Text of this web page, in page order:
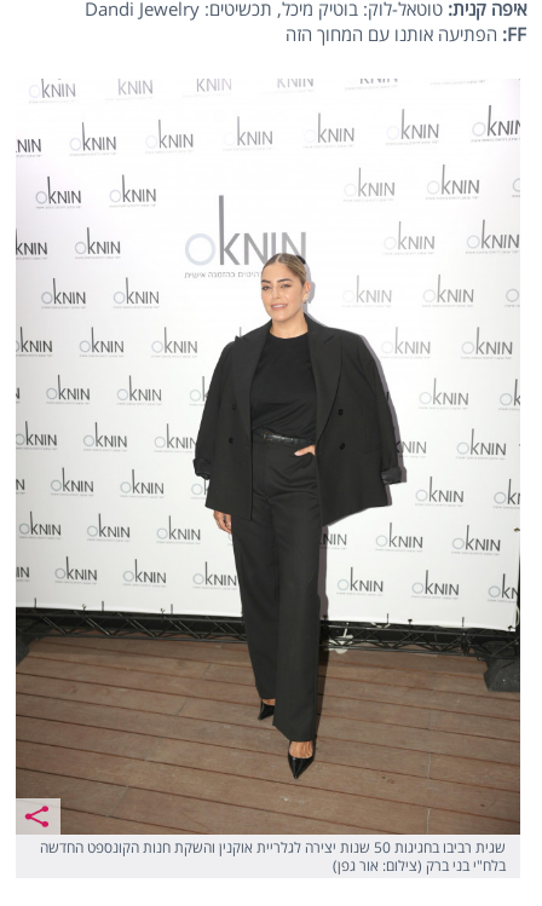
איפה קנית:טוטאל-לוק: בוטיק מיכל, תכשיטים: Dandi Jewelry
FF
: הפתיעה אותנו עם המחוך הזה
שגית רביבו בחגיגות 50 שנות יצירה לגלריית אוקנין והשקת חנות הקונספט החדשה
בלח"י בני ברק (צילום: אור גפן)